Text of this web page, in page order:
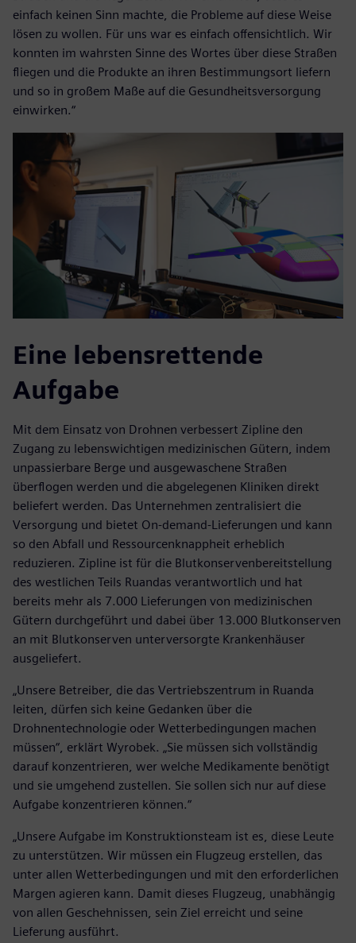
einfach keinen Sinn machte, die Probleme auf diese Weise
lösen zu wollen. Für uns war es einfach offensichtlich. Wir
konnten im wahrsten Sinne des Wortes über diese Straßen
fliegen und die Produkte an ihren Bestimmungsort liefern
und so in großem Maße auf die Gesundheitsversorgung
einwirken.“
Eine lebensrettende
Aufgabe
Mit dem Einsatz von Drohnen verbessert Zipline den
Zugang zu lebenswichtigen medizinischen Gütern, indem
unpassierbare Berge und ausgewaschene Straßen
überflogen werden und die abgelegenen Kliniken direkt
beliefert werden. Das Unternehmen zentralisiert die
Versorgung und bietet On-demand-Lieferungen und kann
so den Abfall und Ressourcenknappheit erheblich
reduzieren. Zipline ist für die Blutkonservenbereitstellung
des westlichen Teils Ruandas verantwortlich und hat
bereits mehr als 7.000 Lieferungen von medizinischen
Gütern durchgeführt und dabei über 13.000 Blutkonserven
an mit Blutkonserven unterversorgte Krankenhäuser
ausgeliefert.
„Unsere Betreiber, die das Vertriebszentrum in Ruanda
leiten, dürfen sich keine Gedanken über die
Drohnentechnologie oder Wetterbedingungen machen
müssen“, erklärt Wyrobek. „Sie müssen sich vollständig
darauf konzentrieren, wer welche Medikamente benötigt
und sie umgehend zustellen. Sie sollen sich nur auf diese
Aufgabe konzentrieren können.“
„Unsere Aufgabe im Konstruktionsteam ist es, diese Leute
zu unterstützen. Wir müssen ein Flugzeug erstellen, das
unter allen Wetterbedingungen und mit den erforderlichen
Margen agieren kann. Damit dieses Flugzeug, unabhängig
von allen Geschehnissen, sein Ziel erreicht und seine
Lieferung ausführt.